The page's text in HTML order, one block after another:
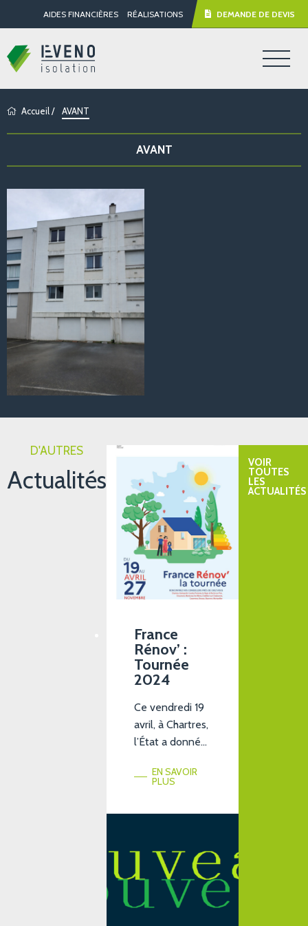
AIDES FINANCIÈRES RÉALISATIONS DEMANDE DE DEVIS
Accueil/ AVANT
AVANT
D'AUTRES
Actualités
France
Rénov’ :
Tournée
2024
Ce vendredi 19
avril, à Chartres,
l’État a donné
d’une tournée
de promouvoir
rénovation des
logements. La
tournée France
EN SAVOIR
PLUS
VOIR
TOUTES
LES
ACTUALITÉS